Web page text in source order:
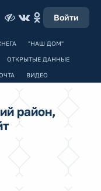
Войти
"НАШ ДОМ"
ОТКРЫТЫЕ ДАННЫЕ
ВИДЕО
район,